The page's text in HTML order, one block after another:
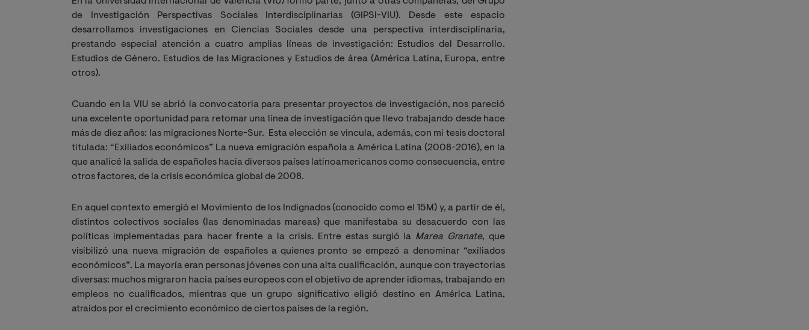
de Investigación Perspectivas Sociales Interdisciplinarias (GIPSI-VIU). Desde este espacio
desarrollamos investigaciones en Ciencias Sociales desde una perspectiva interdisciplinaria,
prestando especial atención a cuatro amplias líneas de investigación: Estudios del Desarrollo.
Estudios de Género. Estudios de las Migraciones y Estudios de área (América Latina, Europa, entre
otros).
Cuando en la VIU se abrió la convocatoria para presentar proyectos de investigación, nos pareció
una excelente oportunidad para retomar una línea de investigación que llevo trabajando desde hace
más de diez años: las migraciones Norte-Sur.
Esta elección se vincula, además, con mi tesis doctoral
titulada: “Exiliados económicos” La nueva emigración española a América Latina (2008-2016), en la
que analicé la salida de españoles hacia diversos países latinoamericanos como consecuencia, entre
otros factores, de la crisis económica global de 2008.
En aquel contexto emergió el Movimiento de los Indignados (conocido como el 15M) y, a partir de él,
distintos colectivos sociales (las denominadas mareas) que manifestaba su desacuerdo con las
políticas implementadas para hacer frente a la crisis. Entre estas surgió la Marea Granate, que
visibilizó una nueva migración de españoles a quienes pronto se empezó a denominar “exiliados
económicos”. La mayoría eran personas jóvenes con una alta cualificación, aunque con trayectorias
diversas: muchos migraron hacia países europeos con el objetivo de aprender idiomas, trabajando en
empleos no cualificados, mientras que un grupo significativo eligió destino en América Latina,
atraídos por el crecimiento económico de ciertos países de la región.